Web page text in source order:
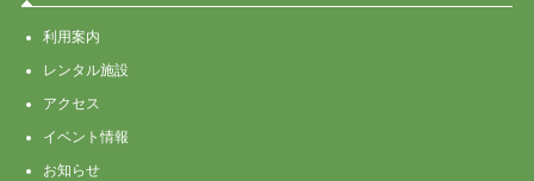
利用案内
レンタル施設
アクセス
イベント情報
お知らせ